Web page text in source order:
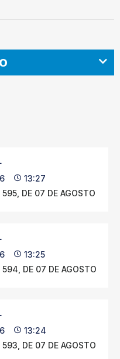
13:27
595, DE 07 DE AGOSTO
13:25
594, DE 07 DE AGOSTO
13:24
593, DE 07 DE AGOSTO